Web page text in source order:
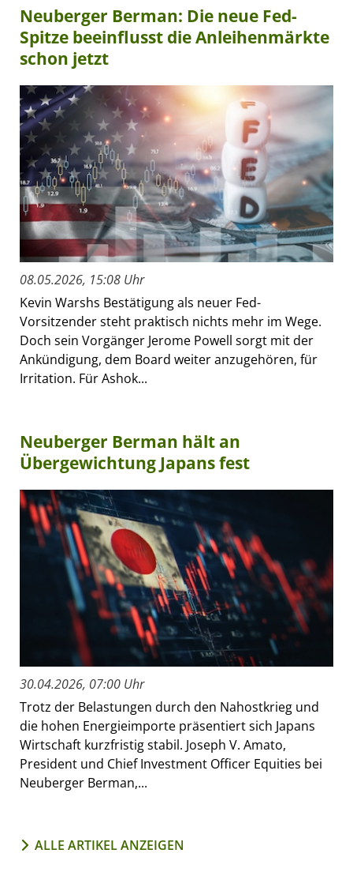
Neuberger Berman: Die neue Fed-
Spitze beeinflusst die Anleihenmärkte
schon jetzt
08.05.2026, 15:08 Uhr
Kevin Warshs Bestätigung als neuer Fed-
Vorsitzender steht praktisch nichts mehr im Wege.
Doch sein Vorgänger Jerome Powell sorgt mit der
Ankündigung, dem Board weiter anzugehören, für
Irritation. Für Ashok...
Neuberger Berman hält an
Übergewichtung Japans fest
30.04.2026, 07:00 Uhr
Trotz der Belastungen durch den Nahostkrieg und
die hohen Energieimporte präsentiert sich Japans
Wirtschaft kurzfristig stabil. Joseph V. Amato,
President und Chief Investment Officer Equities bei
Neuberger Berman,...
ALLE ARTIKEL ANZEIGEN